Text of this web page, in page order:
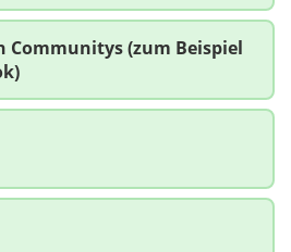
Communitys (zum Beispiel